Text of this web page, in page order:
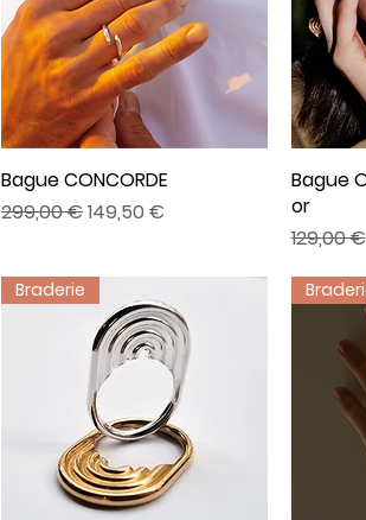
Aperçu rapide
Bague CONCORDE
Prix original
299,00 €Prix promotionnel
149,50 €
Bague
or
Prix
129,00 €
Braderie